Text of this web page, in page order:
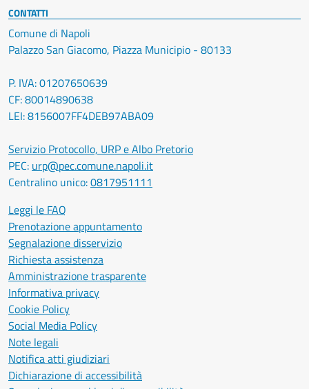
CONTATTI
Comune di Napoli
Palazzo San Giacomo, Piazza Municipio - 80133
P. IVA: 01207650639
CF: 80014890638
LEI: 8156007FF4DEB97ABA09
Servizio Protocollo, URP e Albo Pretorio
PEC: urp@pec.comune.napoli.it
Centralino unico:0817951111
Leggi le FAQ
Prenotazione appuntamento
Segnalazione disservizio
Richiesta assistenza
Amministrazione trasparente
Informativa privacy
Cookie Policy
Social Media Policy
Note legali
Notifica atti giudiziari
Dichiarazione di accessibilità